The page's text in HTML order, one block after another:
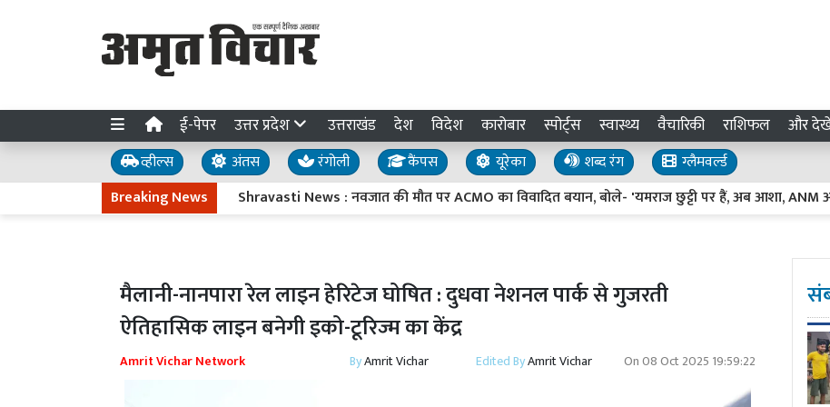
ई-पेपर उत्तर प्रदेश उत्तराखंड देश विदेश कारोबार स्पोर्ट्स स्वास्थ्य वैचारिकी राशिफल और
व्हील्स अंतस रंगोली कैंपस यूरेका शब्द रंग
ग्लैमवर्ल्ड
Breaking NewsShravasti News : नवजात की मौत पर ACMO का विवादित बयान, बोले- 'यमराज छुट्टी पर हैं, अब आशा, ANM और
मैलानी-नानपारा रेल लाइन हेरिटेज घोषित : दुधवा नेशनल पार्क से गुजरती
ऐतिहासिक लाइन बनेगी इको-टूरिज्म का केंद्र
Amrit Vichar Network ByAmrit Vichar Edited ByAmrit Vichar On08 Oct 2025 19:59:22